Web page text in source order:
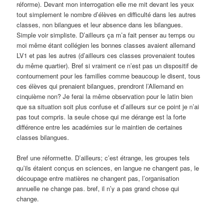
réforme). Devant mon interrogation elle me mit devant les yeux
tout simplement le nombre d’élèves en difficulté dans les autres
classes, non bilangues et leur absence dans les bilangues.
Simple voir simpliste. D’ailleurs ça m’a fait penser au temps ou
moi même étant collégien les bonnes classes avaient allemand
LV1 et pas les autres (d’ailleurs ces classes provenaient toutes
du même quartier). Bref si vraiment ce n’est pas un dispositif de
contournement pour les familles comme beaucoup le disent, tous
ces élèves qui prenaient bilangues, prendront l’Allemand en
cinquième non? Je ferai la même observation pour le latin bien
que sa situation soit plus confuse et d’ailleurs sur ce point je n’ai
pas tout compris. la seule chose qui me dérange est la forte
différence entre les académies sur le maintien de certaines
classes bilangues.
Bref une réformette. D’ailleurs; c’est étrange, les groupes tels
qu’ils étaient conçus en sciences, en langue ne changent pas, le
découpage entre matières ne changent pas, l’organisation
annuelle ne change pas. bref, il n’y a pas grand chose qui
change.